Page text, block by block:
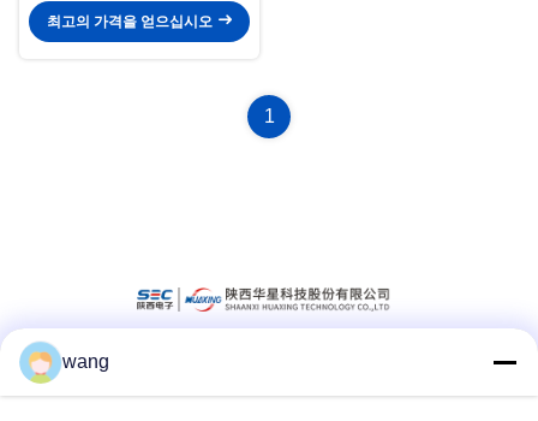
최고의 가격을 얻으십시오
1
소셜 미디어
wang